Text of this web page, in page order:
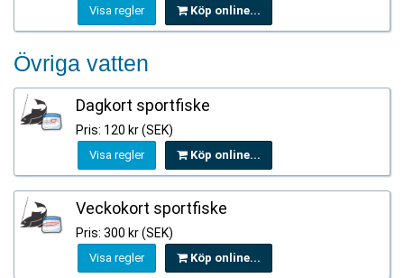
Visa regler Köp online...
Övriga vatten
Dagkort sportfiske
Pris: 120 kr (SEK)
Visa regler Köp online...
Veckokort sportfiske
Pris: 300 kr (SEK)
Visa regler Köp online...